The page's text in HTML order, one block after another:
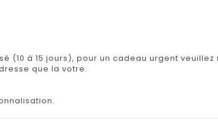
(10 à 15 jours), pour un cadeau urgent
que la votre.